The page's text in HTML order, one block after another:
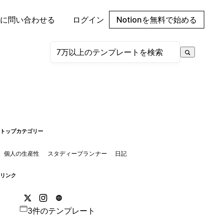
問い合わせる ログイン Notionを無料で始める
トップカテゴリー
個人の生産性 スタディープランナー 日記
リンク
3件のテンプレート